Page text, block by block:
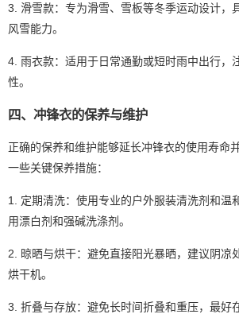
3. 滑雪款：专为滑雪、雪板等冬季运动设计，
风雪能力。
4. 雨衣款：适用于日常通勤或短时雨中出行，
性。
四、冲锋衣的保养与维护
正确的保养和维护能够延长冲锋衣的使用寿命
一些关键保养措施：
1. 定期清洗：使用专业的户外服装清洗剂和温
用漂白剂和强碱洗涤剂。
2. 晾晒与烘干：避免直接阳光暴晒，建议阴凉
烘干机。
3. 折叠与存放：避免长时间折叠和重压，最好